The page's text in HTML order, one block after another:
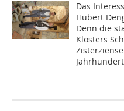
Das
Hubert
Denn die
Klosters